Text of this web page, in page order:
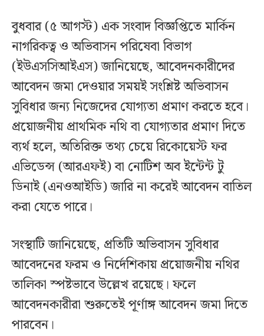
বুধবার (৫ আগস্ট) এক সংবাদ বিজ্ঞপ্তিতে মার্কিন
নাগরিকত্ব ও অভিবাসন পরিষেবা বিভাগ
(ইউএসসিআইএস) জানিয়েছে, আবেদনকারীদের
আবেদন জমা দেওয়ার সময়ই সংশ্লিষ্ট অভিবাসন
সুবিধার জন্য নিজেদের যোগ্যতা প্রমাণ করতে হবে।
প্রয়োজনীয় প্রাথমিক নথি বা যোগ্যতার প্রমাণ দিতে
ব্যর্থ হলে, অতিরিক্ত তথ্য চেয়ে রিকোয়েস্ট ফর
এভিডেন্স (আরএফই) বা নোটিশ অব ইন্টেন্ট টু
ডিনাই (এনওআইডি) জারি না করেই আবেদন বাতিল
করা যেতে পারে।
সংস্থাটি জানিয়েছে, প্রতিটি অভিবাসন সুবিধার
আবেদনের ফরম ও নির্দেশিকায় প্রয়োজনীয় নথির
তালিকা স্পষ্টভাবে উল্লেখ রয়েছে। ফলে
আবেদনকারীরা শুরুতেই পূর্ণাঙ্গ আবেদন জমা দিতে
পারবেন।